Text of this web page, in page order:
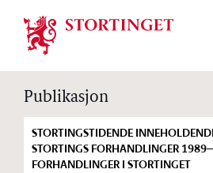
Stortinget.no
Publikasjon
STORTINGSTIDENDE
STORTINGS FORHANDLINGER
FORHANDLINGER I STORTINGET